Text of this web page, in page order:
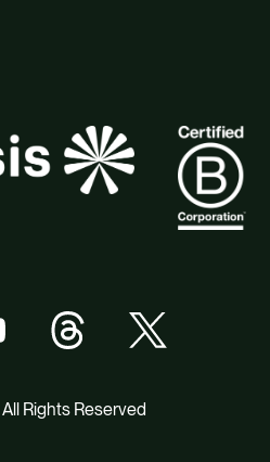
Rights Reserved